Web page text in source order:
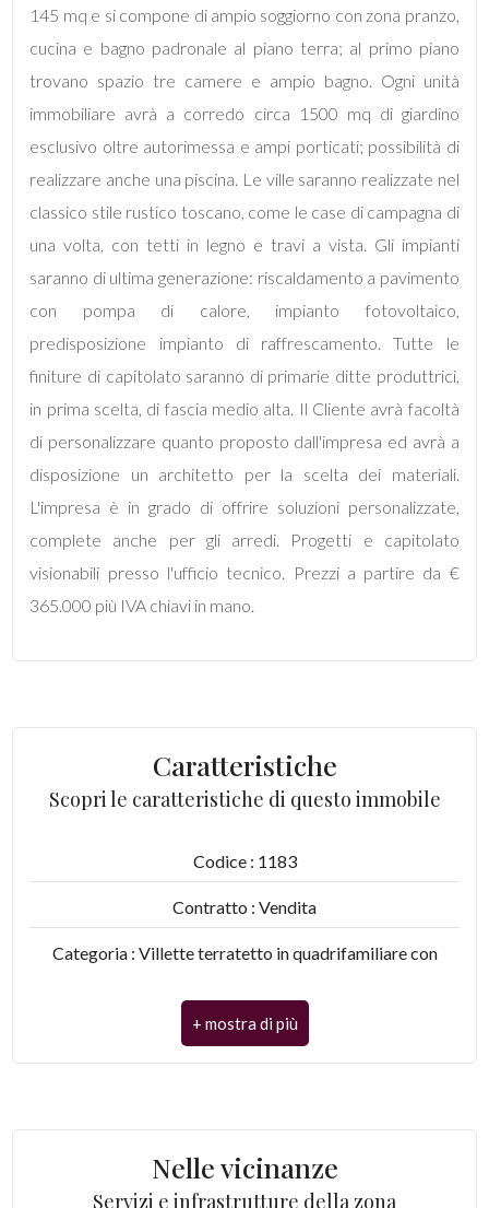
145 mq e si compone di ampio soggiorno con zona pranzo,
cucina e bagno padronale al piano terra; al primo piano
trovano spazio tre camere e ampio bagno. Ogni unità
immobiliare avrà a corredo circa 1500 mq di giardino
esclusivo oltre autorimessa e ampi porticati; possibilità di
realizzare anche una piscina. Le ville saranno realizzate nel
classico stile rustico toscano, come le case di campagna di
una volta, con tetti in legno e travi a vista. Gli impianti
saranno di ultima generazione: riscaldamento a pavimento
con pompa di calore, impianto fotovoltaico,
predisposizione impianto di raffrescamento. Tutte le
finiture di capitolato saranno di primarie ditte produttrici,
in prima scelta, di fascia medio alta. Il Cliente avrà facoltà
di personalizzare quanto proposto dall'impresa ed avrà a
disposizione un architetto per la scelta dei materiali.
L'impresa è in grado di offrire soluzioni personalizzate,
complete anche per gli arredi. Progetti e capitolato
visionabili presso l'ufficio tecnico. Prezzi a partire da €
365.000 più IVA chiavi in mano.
Caratteristiche
Scopri le caratteristiche di questo immobile
Codice : 1183
Contratto : Vendita
Categoria : Villette terratetto in quadrifamiliare con
CAP : 51017
Camere : 3
Nelle vicinanze
Servizi e infrastrutture della zona
2
3
4
5
5+
Bagni
minimi
Qualsiasi
5
5+